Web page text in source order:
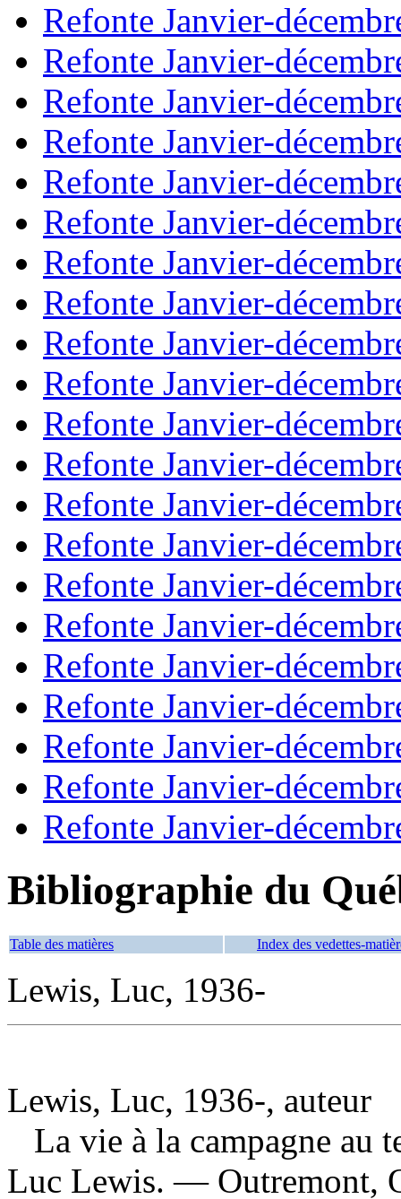
Refonte Janvier-
Refonte Janvier-
Refonte Janvier-
Refonte Janvier-
Refonte Janvier-
Refonte Janvier-
Refonte Janvier-
Refonte Janvier-
Refonte Janvier-
Refonte Janvier-
Refonte Janvier-
Refonte Janvier-
Refonte Janvier-
Refonte Janvier-
Refonte Janvier-
Refonte Janvier-
Refonte Janvier-
Refonte Janvier-
Refonte Janvier-
Refonte Janvier-
Refonte Janvier-
Bibliographie du
Table des matières Index des vedettes-
Lewis, Luc, 1936-
Lewis, Luc, 1936-, auteur
La vie à la campagne au
Luc Lewis. — Outremont,